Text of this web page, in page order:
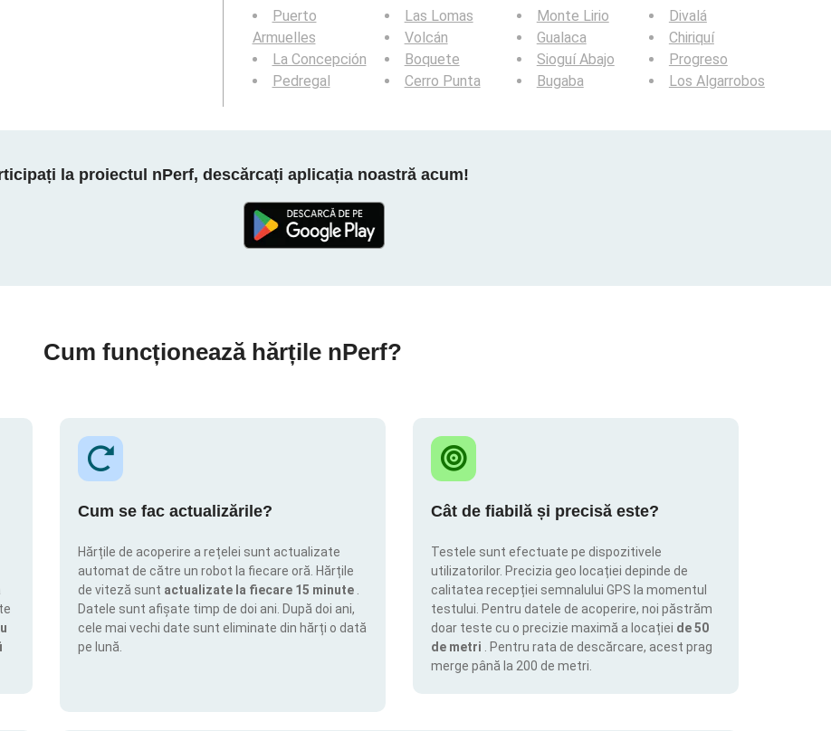
Puerto
Armuelles
La Concepción
Pedregal
Las Lomas
Volcán
Boquete
Cerro Punta
Monte Lirio
Gualaca
Sioguí Abajo
Bugaba
Divalá
Chiriquí
Progreso
Los Algarrobos
la proiectul nPerf, descărcați aplicația noastră acum!
Cum funcționează hărțile nPerf?
Cum se fac actualizările?
Hărțile de acoperire a rețelei sunt actualizate
automat de către un robot la fiecare oră. Hărțile
de viteză sunt actualizate la fiecare 15 minute
Datele sunt afișate timp de doi ani. După doi ani,
cele mai vechi date sunt eliminate din hărți o dată
pe lună.
Cât de fiabilă și precisă este?
Testele sunt efectuate pe dispozitivele
utilizatorilor. Precizia geo locației depinde de
calitatea recepției semnalului GPS la momentul
testului. Pentru datele de acoperire, noi păstrăm
doar teste cu o precizie maximă a locației de 50
de metri
. Pentru rata de descărcare, acest prag
merge până la 200 de metri.